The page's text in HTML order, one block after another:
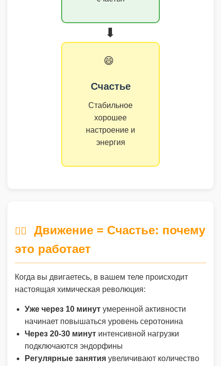
➡️
😄
Счастье
Стабильное
хорошее
настроение и
энергия
🏃‍♂️
Движение = Счастье: почему
это работает
Когда вы двигаетесь, в вашем теле происходит
настоящая химическая революция:
Уже через 10 минут умеренной активности
начинает повышаться уровень серотонина
Через 20-30 минут интенсивной нагрузки
подключаются эндорфины
Регулярные занятия увеличивают количество